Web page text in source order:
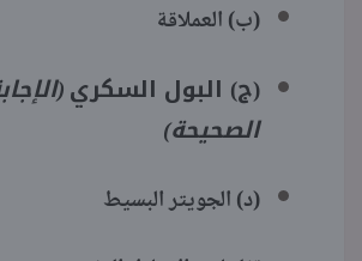
(ب) العملاقة
(ج) البول السكري
الصحيحة)
(د) الجويتر البسيط